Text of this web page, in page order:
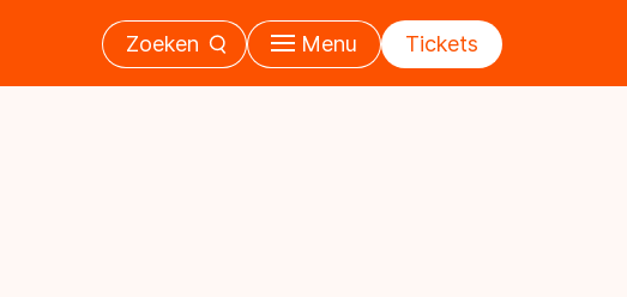
Zoeken Menu Tickets